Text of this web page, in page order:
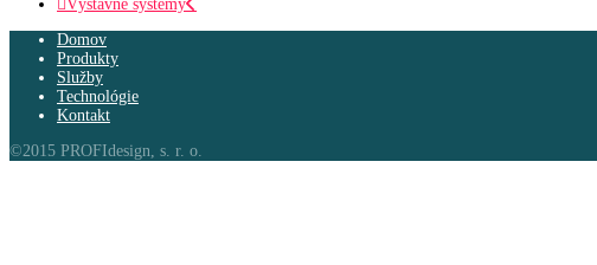
Výstavné systémy
Domov
Produkty
Služby
Technológie
Kontakt
©2015 PROFIdesign, s. r. o.